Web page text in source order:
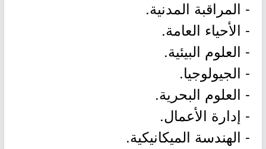
- المراقبة المدنية.
- الأحياء العامة.
- العلوم البيئية.
- الجيولوجيا.
- العلوم البحرية.
- إدارة الأعمال.
- الهندسة الميكانيكية.